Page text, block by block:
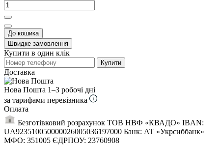
До кошика
Швидке замовлення
Купити в один клік
Купити
Доставка
Нова Пошта 1–3 робочі дні
за тарифами перевізника
Оплата
Безготівковий розрахунок ТОВ НВФ «КВАДО» IBAN:
UA923510050000026005036197000 Банк: АТ «Укрсиббанк»
МФО: 351005 ЄДРПОУ: 23760908